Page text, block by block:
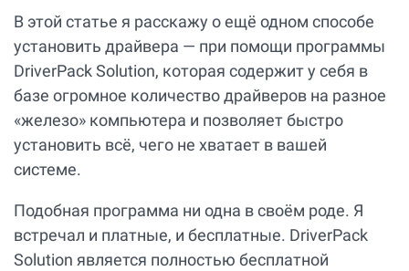
В этой статье я расскажу о ещё одном способе
установить драйвера — при помощи программы
DriverPack Solution, которая содержит у себя в
базе огромное количество драйверов на разное
«железо» компьютера и позволяет быстро
установить всё, чего не хватает в вашей
системе.
Подобная программа ни одна в своём роде. Я
встречал и платные, и бесплатные. DriverPack
Solution является полностью бесплатной